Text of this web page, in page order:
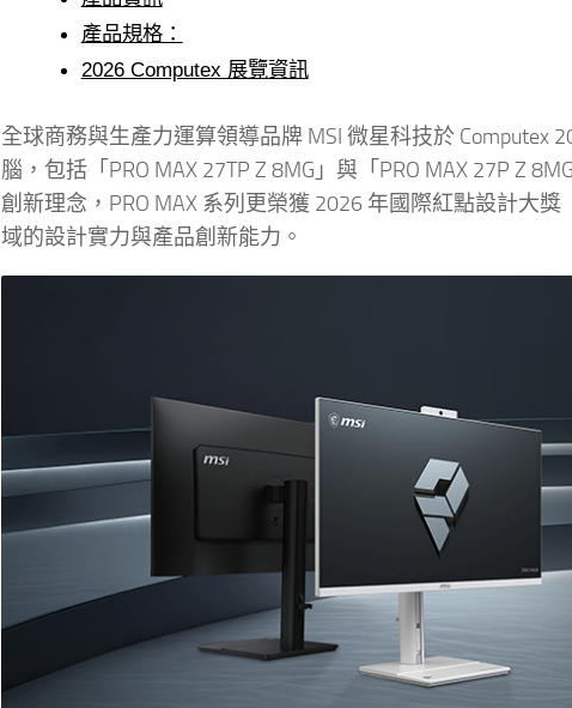
產品規格：
2026 Computex 展覽資訊
全球商務與生產力運算領導品牌 MSI 微星科技於 Computex
腦，包括「PRO MAX 27TP Z 8MG」與「PRO MAX 27P Z
創新理念，PRO MAX 系列更榮獲 2026 年國際紅點設計大
域的設計實力與產品創新能力。